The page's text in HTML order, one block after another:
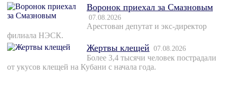
Воронок приехал за Смазновым
07.08.2026
Арестован депутат и экс-директор
филиала НЭСК.
Жертвы клещей 07.08.2026
Более 3,4 тысячи человек пострадали
от укусов клещей на Кубани с начала года.